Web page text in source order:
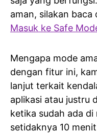
aman, silakan baca
Masuk ke Safe
Mengapa mode
dengan fitur ini,
lanjut terkait
aplikasi atau justru
ketika sudah ada
setidaknya 10